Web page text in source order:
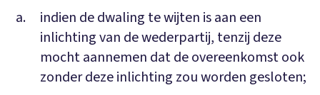
indien de dwaling te wijten is aan een
inlichting van de wederpartij, tenzij deze
mocht aannemen dat de overeenkomst ook
zonder deze inlichting zou worden gesloten;